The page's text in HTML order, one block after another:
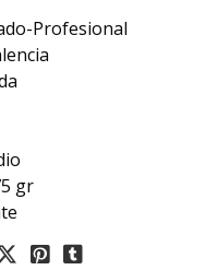
Profesional
gr